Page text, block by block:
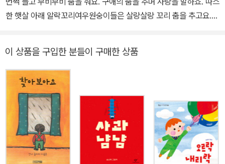
한 햇살 아래 알락꼬리여우원숭이들은 살랑살랑 꼬리 춤을 추고요.
요. 세상의 동물들은 생김새도 크기도, 사는 곳도 모두 다르지만, 저마
다의 표정과 몸짓, 그리고 마음을 다해 사랑을 표현해요. 이 아름다운
구애의 춤은 생명의 빛이 되어 세상을 환하게 물들여요. 리듬감 있는
글과 역동적인 그림은 마음을 풍요롭게 해요 《사랑한다는 말이에요》
는 사랑을 표현하는 장면과 사랑의 춤을 추는 장면이 두 박자로 구성
되어 있어, 영유아들이 직관적으로 책장을 넘기며 이야기에 몰입할
수 있어요. 의성어와 의태어를 적극적으로 활용한 글에서는 경쾌한
리듬과 음률이 느껴지고, 그림은 보색과 동색을 조화롭게 배치해 생
이 상품을 구입한 분들이 구매한 상품